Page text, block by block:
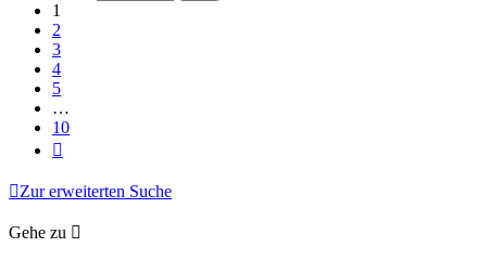
1
2
3
4
5
…
10
Zur erweiterten Suche
Gehe zu